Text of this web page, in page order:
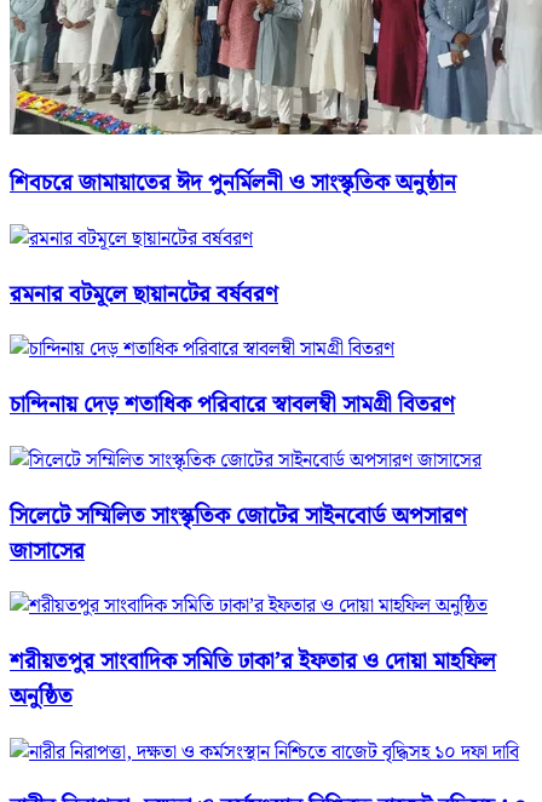
শিবচরে জামায়াতের ঈদ পুনর্মিলনী ও সাংস্কৃতিক অনুষ্ঠান
রমনার বটমূলে ছায়ানটের বর্ষবরণ
চান্দিনায় দেড় শতাধিক পরিবারে স্বাবলম্বী সামগ্রী বিতরণ
সিলেটে সম্মিলিত সাংস্কৃতিক জোটের সাইনবোর্ড অপসারণ
জাসাসের
শরীয়তপুর সাংবাদিক সমিতি ঢাকা’র ইফতার ও দোয়া মাহফিল
অনুষ্ঠিত